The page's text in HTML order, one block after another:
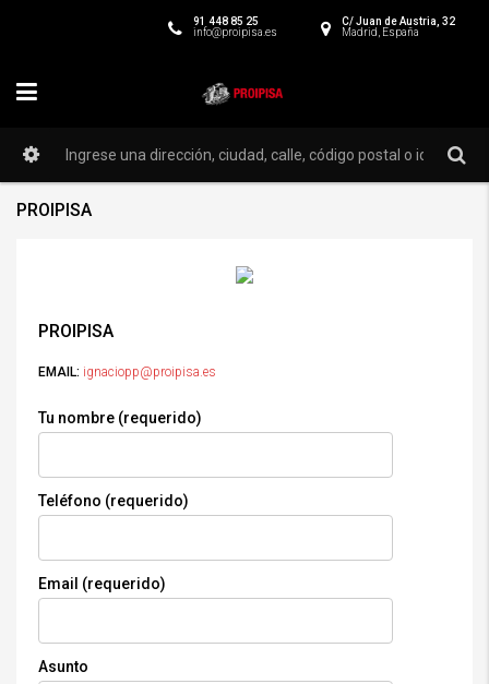
C/ Juan de Austria, 32
Madrid, España
91 448 85 25
info@proipisa.es
PROIPISA
PROIPISA
EMAIL: ignaciopp@proipisa.es
Tu nombre (requerido)
Teléfono (requerido)
Email (requerido)
Asunto